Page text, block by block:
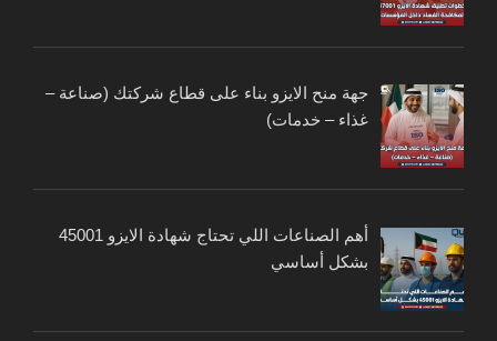
جهة منح الايزو بناء على قطاع شركتك (صناعة –
غذاء – خدمات)
أهم الصناعات اللي تحتاج شهادة الايزو 45001
بشكل أساسي